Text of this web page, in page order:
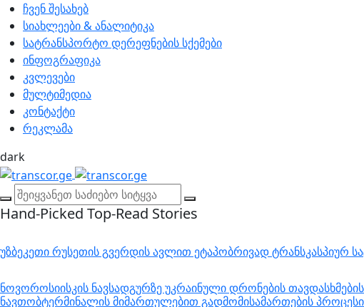
ჩვენ შესახებ
სიახლეები & ანალიტიკა
სატრანსპორტო დერეფნების სქემები
ინფოგრაფიკა
კვლევები
მულტიმედია
კონტაქტი
რეკლამა
dark
Hand-Picked Top-Read Stories
უზბეკეთი რუსეთის გვერდის ავლით ეტაპობრივად ტრანსკასპიურ
ნოვოროსიისკის ნავსადგურზე უკრაინული დრონების
ნავთობტერმინალის მიმართულებით გადმომისამართების